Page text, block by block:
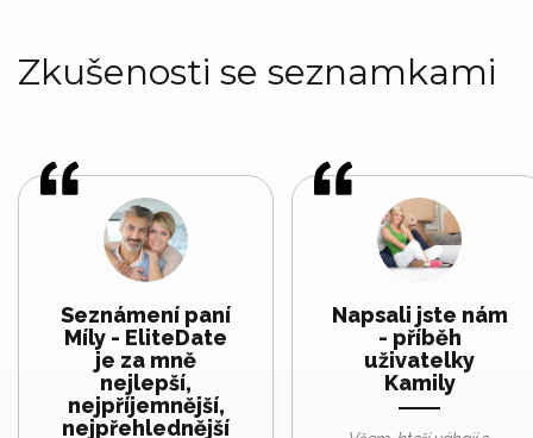
Zkušenosti se seznamkami
Seznámení paní
Míly - EliteDate
je za mně
nejlepší,
nejpříjemnější,
nejpřehlednější
Napsali jste nám
- příběh
uživatelky
Kamily